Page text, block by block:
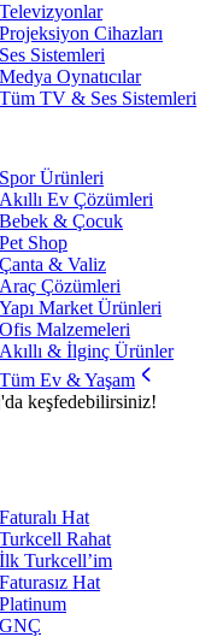
Televizyonlar
Projeksiyon Cihazları
Ses Sistemleri
Medya Oynatıcılar
Tüm TV & Ses Sistemleri
Spor Ürünleri
Akıllı Ev Çözümleri
Bebek & Çocuk
Pet Shop
Çanta & Valiz
Araç Çözümleri
Yapı Market Ürünleri
Ofis Malzemeleri
Akıllı & İlginç Ürünler
Tüm Ev & Yaşam
keşfedebilirsiniz!
Faturalı Hat
Turkcell Rahat
İlk Turkcell’im
Faturasız Hat
Platinum
GNÇ